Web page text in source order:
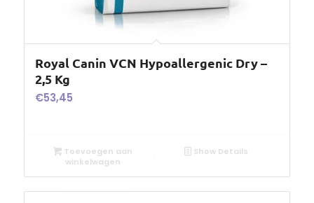
Royal Canin VCN Hypoallergenic Dry –
2,5 Kg
€53,45
Toevoegen aan
winkelwagen
Show Details